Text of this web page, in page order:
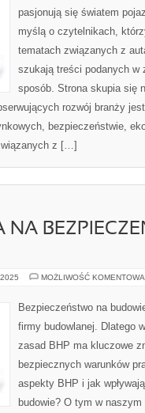
pasjonują się światem
myślą o czytelnikach,
tematach związanych z
szukają treści podanych w
sposób. Strona skupia się
rozwój branży
bezpieczeństwie,
z […]
NA
MOŻLIWOŚĆ
Bezpieczeństwo na
firmy budowlanej. Dlatego
zasad BHP ma kluczowe
bezpiecznych warunków
aspekty BHP i jak
budowie? O tym w